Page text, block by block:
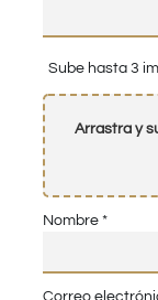
Sube hasta 3
Arrastra y
Nombre *